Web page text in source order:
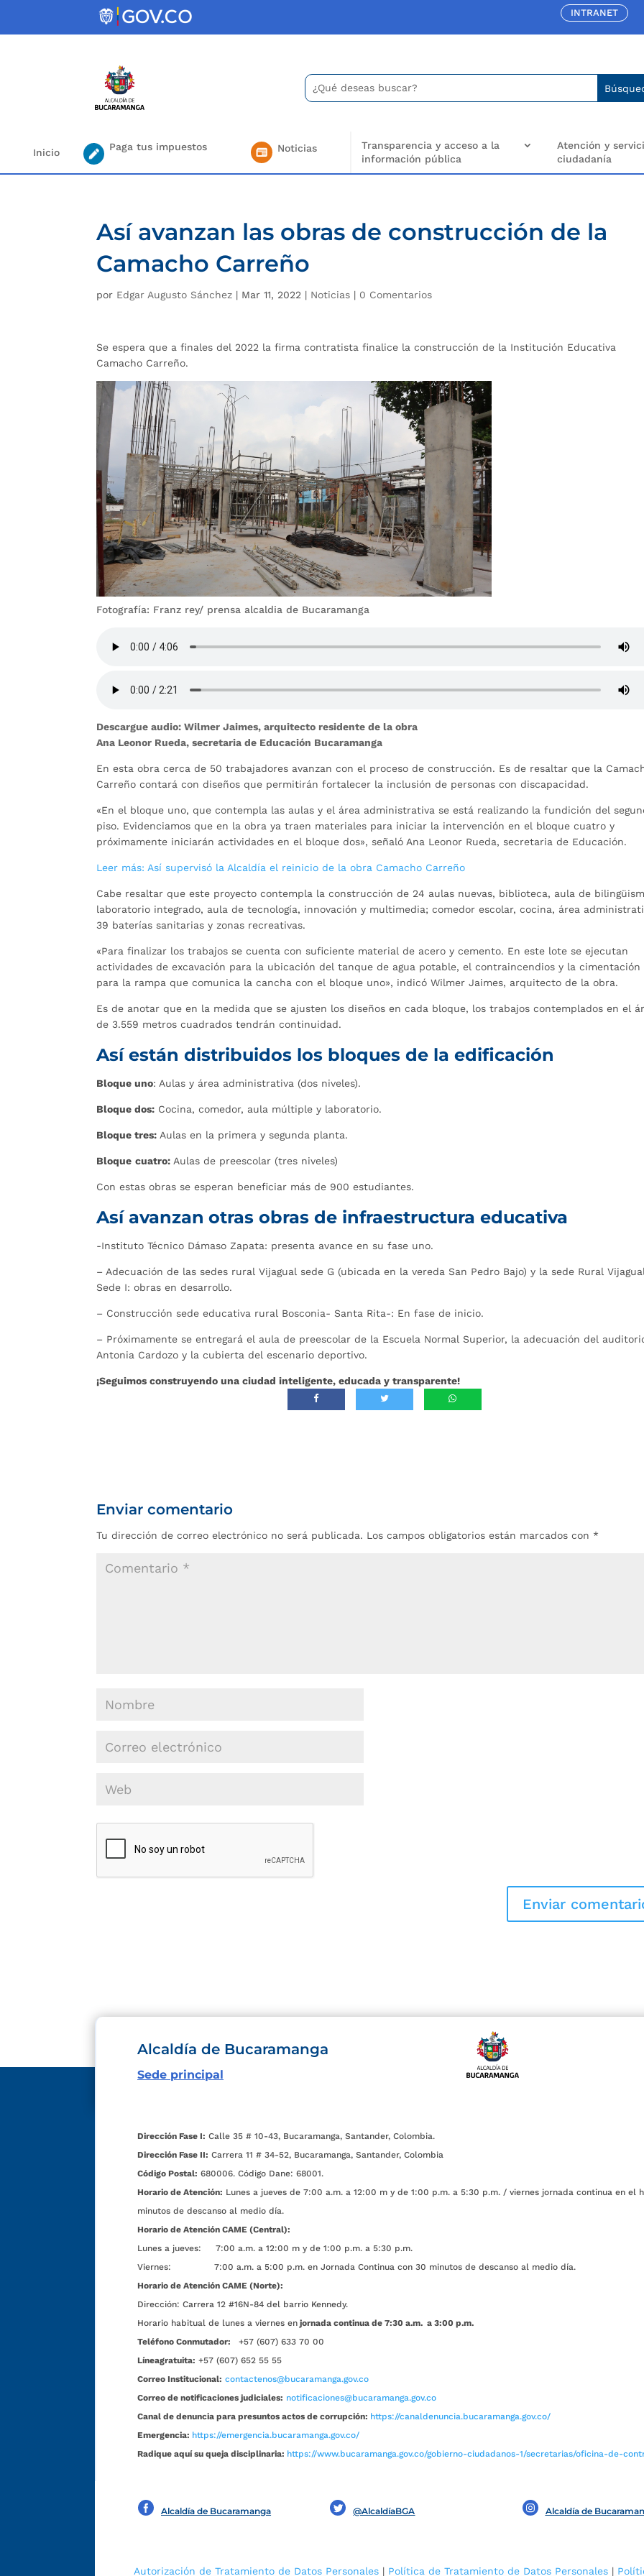
INTRANET
Buscar:
Search
for...
Inicio Paga tus impuestos Noticias
Transparencia y acceso a la
información pública
Atención y
ciudadanía
Así avanzan las obras de construcción de la
Camacho Carreño
por Edgar Augusto Sánchez | Mar 11, 2022 | Noticias | 0 Comentarios
Se espera que a finales del 2022 la firma contratista finalice la construcción de la Institución Educativa
Camacho Carreño.
Fotografía: Franz rey/ prensa alcaldia de Bucaramanga
Descargue audio: Wilmer Jaimes, arquitecto residente de la obra
Ana Leonor Rueda, secretaria de Educación Bucaramanga
En esta obra cerca de 50 trabajadores avanzan con el proceso de construcción. Es de resaltar que la
Carreño contará con diseños que permitirán fortalecer la inclusión de personas con discapacidad.
«En el bloque uno, que contempla las aulas y el área administrativa se está realizando la fundición del
piso. Evidenciamos que en la obra ya traen materiales para iniciar la intervención en el bloque cuatro y
próximamente iniciarán actividades en el bloque dos», señaló Ana Leonor Rueda, secretaria de Educación.
Leer más: Así supervisó la Alcaldía el reinicio de la obra Camacho Carreño
Cabe resaltar que este proyecto contempla la construcción de 24 aulas nuevas, biblioteca, aula de
laboratorio integrado, aula de tecnología, innovación y multimedia; comedor escolar, cocina, área
39 baterías sanitarias y zonas recreativas.
«Para finalizar los trabajos se cuenta con suficiente material de acero y cemento. En este lote se ejecutan
actividades de excavación para la ubicación del tanque de agua potable, el contraincendios y la cimentación
para la rampa que comunica la cancha con el bloque uno», indicó Wilmer Jaimes, arquitecto de la obra.
Es de anotar que en la medida que se ajusten los diseños en cada bloque, los trabajos contemplados en el
de 3.559 metros cuadrados tendrán continuidad.
Así están distribuidos los bloques de la edificación
Bloque uno: Aulas y área administrativa (dos niveles).
Bloque dos: Cocina, comedor, aula múltiple y laboratorio.
Bloque tres: Aulas en la primera y segunda planta.
Bloque cuatro: Aulas de preescolar (tres niveles)
Con estas obras se esperan beneficiar más de 900 estudiantes.
Así avanzan otras obras de infraestructura educativa
-Instituto Técnico Dámaso Zapata: presenta avance en su fase uno.
– Adecuación de las sedes rural Vijagual sede G (ubicada en la vereda San Pedro Bajo) y la sede Rural
Sede I: obras en desarrollo.
– Construcción sede educativa rural Bosconia- Santa Rita-: En fase de inicio.
– Próximamente se entregará el aula de preescolar de la Escuela Normal Superior, la adecuación del
Antonia Cardozo y la cubierta del escenario deportivo.
¡Seguimos construyendo una ciudad inteligente, educada y transparente!
Enviar comentario
Tu dirección de correo electrónico no será publicada. Los campos obligatorios están marcados con *
Alcaldía de Bucaramanga
Sede principal
Dirección Fase I: Calle 35 # 10-43, Bucaramanga, Santander, Colombia.
Dirección Fase II: Carrera 11 # 34-52, Bucaramanga, Santander, Colombia
Código Postal: 680006. Código Dane: 68001.
Horario de Atención: Lunes a jueves de 7:00 a.m. a 12:00 m y de 1:00 p.m. a 5:30 p.m. / viernes jornada continua en el
minutos de descanso al medio día.
Horario de Atención CAME (Central):
Lunes a jueves: 7:00 a.m. a 12:00 m y de 1:00 p.m. a 5:30 p.m.
Viernes: 7:00 a.m. a 5:00 p.m. en Jornada Continua con 30 minutos de descanso al medio día.
Horario de Atención CAME (Norte):
Dirección: Carrera 12 #16N-84 del barrio Kennedy.
Horario habitual de lunes a viernes en jornada continua de 7:30 a.m. a 3:00 p.m.
Teléfono Conmutador:
+57 (607) 633 70 00
Líneagratuita: +57 (607) 652 55 55
Correo Institucional: contactenos@bucaramanga.gov.co
Correo de notificaciones judiciales: notificaciones@bucaramanga.gov.co
Canal de denuncia para presuntos actos de corrupción: https://canaldenuncia.bucaramanga.gov.co/
Emergencia: https://emergencia.bucaramanga.gov.co/
Radique aquí su queja disciplinaria: https://www.bucaramanga.gov.co/gobierno-ciudadanos-1/secretarias/oficina-de-
Alcaldía de Bucaramanga @AlcaldíaBGA Alcaldía de
Autorización de Tratamiento de Datos Personales | Política de Tratamiento de Datos Personales |